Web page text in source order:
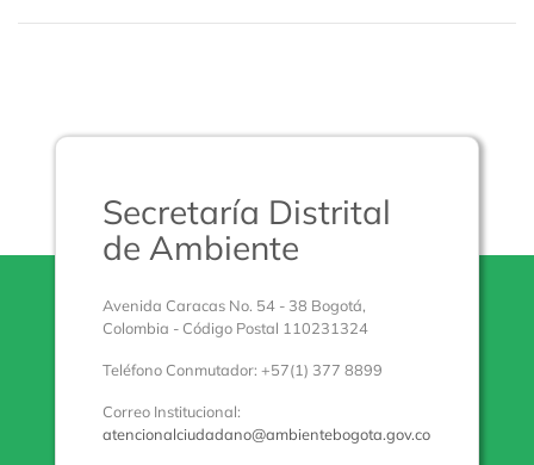
Secretaría Distrital
de Ambiente
Avenida Caracas No. 54 - 38 Bogotá,
Colombia - Código Postal 110231324
Teléfono Conmutador: +57(1) 377 8899
Correo Institucional:
atencionalciudadano@ambientebogota.gov.co